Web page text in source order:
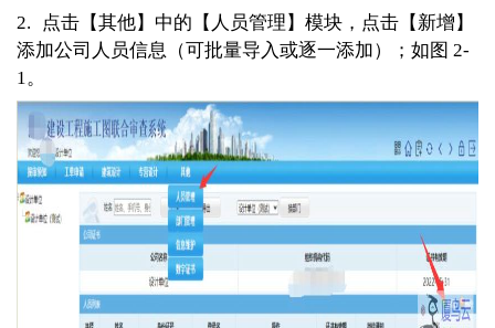
2.
点击【其他】中的【人员管理】模块，点击【新增】
添加公司人员信息（可批量导入或逐一添加）；如图 2-
1。